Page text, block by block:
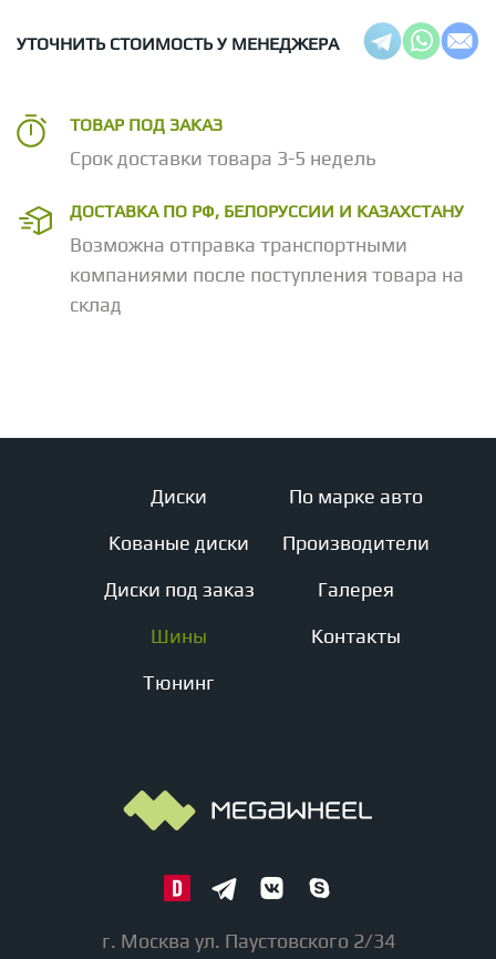
УТОЧНИТЬ СТОИМОСТЬ У МЕНЕДЖЕРА
ТОВАР ПОД ЗАКАЗ
Срок доставки товара 3-5 недель
ДОСТАВКА ПО РФ, БЕЛОРУССИИ И КАЗАХСТАНУ
Возможна отправка транспортными
компаниями после поступления товара на
склад
Диски
Кованые диски
Диски под заказ
Шины
Тюнинг
По марке авто
Производители
Галерея
Контакты
г. Москва ул. Паустовского 2/34